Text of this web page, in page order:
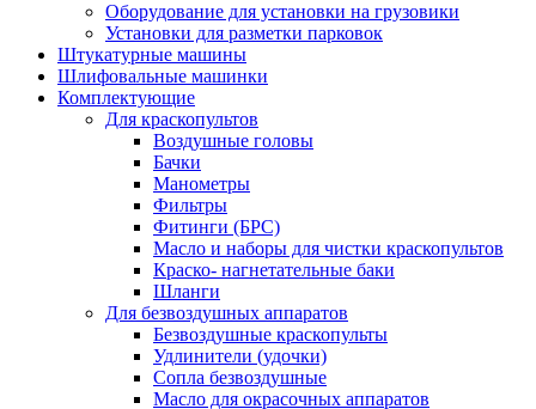
Оборудование для установки на грузовики
Установки для разметки парковок
Штукатурные машины
Шлифовальные машинки
Комплектующие
Для краскопультов
Воздушные головы
Бачки
Манометры
Фильтры
Фитинги (БРС)
Масло и наборы для чистки краскопультов
Краско- нагнетательные баки
Шланги
Для безвоздушных аппаратов
Безвоздушные краскопульты
Удлинители (удочки)
Сопла безвоздушные
Масло для окрасочных аппаратов